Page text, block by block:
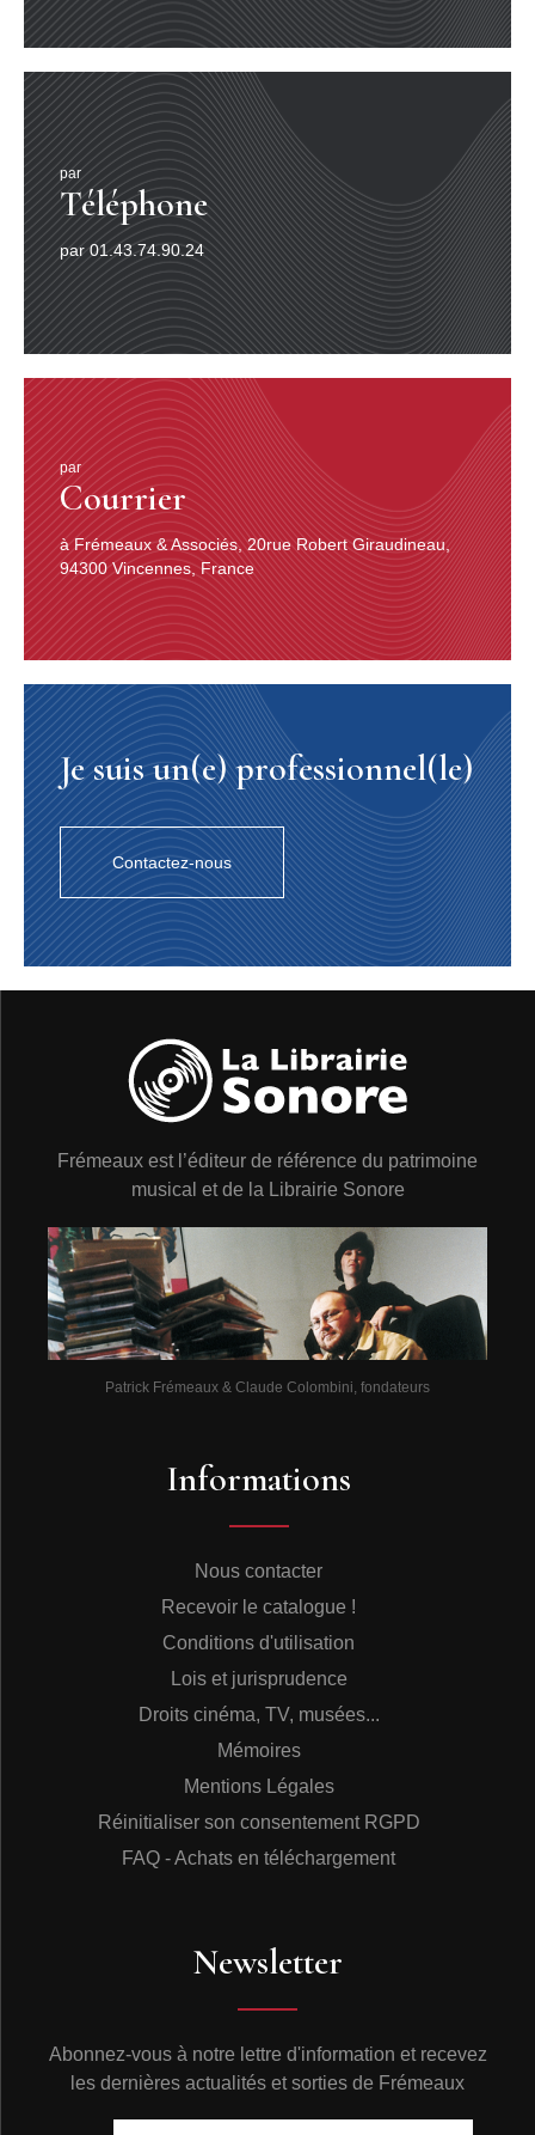
par
Téléphone
par 01.43.74.90.24
par
Courrier
à Frémeaux & Associés, 20rue Robert Giraudineau,
94300 Vincennes, France
Je suis un(e) professionnel(le)
Contactez-nous
Frémeaux est l’éditeur de référence du patrimoine
musical et de la Librairie Sonore
Patrick Frémeaux & Claude Colombini, fondateurs
Informations
Nous contacter
Recevoir le catalogue !
Conditions d'utilisation
Lois et jurisprudence
Droits cinéma, TV, musées...
Mémoires
Mentions Légales
Réinitialiser son consentement RGPD
FAQ - Achats en téléchargement
Newsletter
Abonnez-vous à notre lettre d'information et recevez
les dernières actualités et sorties de Frémeaux